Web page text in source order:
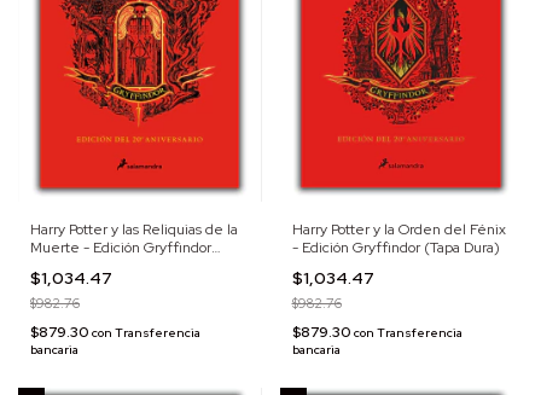
Harry Potter y las Reliquias de la
Muerte - Edición Gryffindor
$1,034.47
$982.76
$879.30 con Transferencia
bancaria
Harry Potter y la Orden del Fénix
- Edición Gryffindor (Tapa Dura)
$1,034.47
$982.76
$879.30 con Transferencia
bancaria